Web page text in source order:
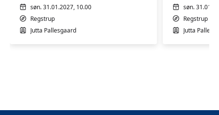
søn. 31.01.2027, 10.00
Regstrup
Jutta Pallesgaard
søn.
Regstrup
Jutta